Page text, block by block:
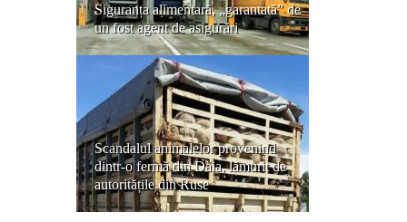
Siguranța alimentară, „garantată” de
un fost agent de asigurări
Scandalul animalelor provenind
dintr-o fermă din Daia, lămurit de
autoritățile din Ruse